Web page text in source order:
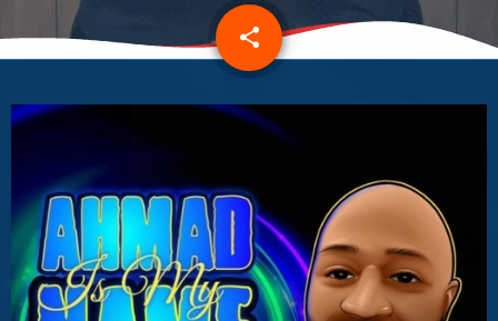
share
email